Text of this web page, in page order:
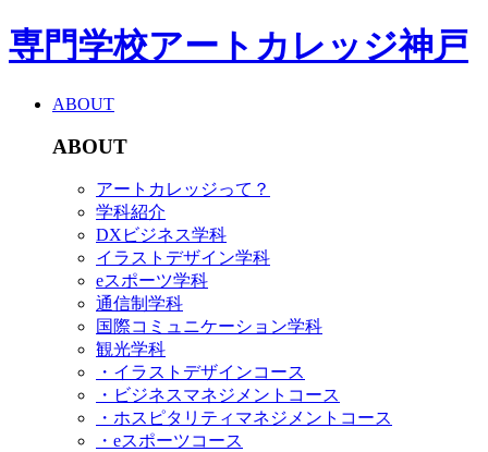
専門学校アートカレッジ神戸
ABOUT
ABOUT
アートカレッジって？
学科紹介
DXビジネス学科
イラストデザイン学科
eスポーツ学科
通信制学科
国際コミュニケーション学科
観光学科
・イラストデザインコース
・ビジネスマネジメントコース
・ホスピタリティマネジメントコース
・eスポーツコース